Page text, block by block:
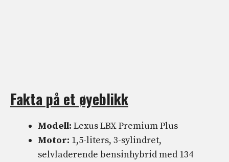
Fakta på et øyeblikk
Modell: Lexus LBX Premium Plus
Motor: 1,5-liters, 3-sylindret,
selvladerende bensinhybrid med 134